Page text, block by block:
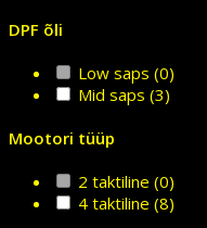
DPF õli
Low saps (0)
Mid saps (3)
Mootori tüüp
2 taktiline (0)
4 taktiline (8)